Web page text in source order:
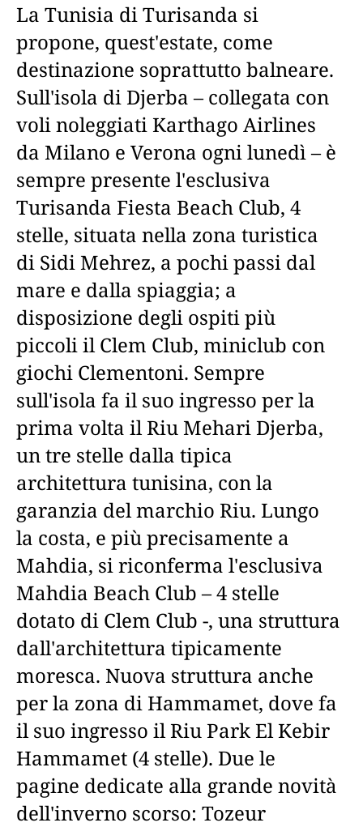
La Tunisia di Turisanda si
propone, quest'estate, come
destinazione soprattutto balneare.
Sull'isola di Djerba – collegata con
voli noleggiati Karthago Airlines
da Milano e Verona ogni lunedì – è
sempre presente l'esclusiva
Turisanda Fiesta Beach Club, 4
stelle, situata nella zona turistica
di Sidi Mehrez, a pochi passi dal
mare e dalla spiaggia; a
disposizione degli ospiti più
piccoli il Clem Club, miniclub con
giochi Clementoni. Sempre
sull'isola fa il suo ingresso per la
prima volta il Riu Mehari Djerba,
un tre stelle dalla tipica
architettura tunisina, con la
garanzia del marchio Riu. Lungo
la costa, e più precisamente a
Mahdia, si riconferma l'esclusiva
Mahdia Beach Club – 4 stelle
dotato di Clem Club -, una struttura
dall'architettura tipicamente
moresca. Nuova struttura anche
per la zona di Hammamet, dove fa
il suo ingresso il Riu Park El Kebir
Hammamet (4 stelle). Due le
pagine dedicate alla grande novità
dell'inverno scorso: Tozeur